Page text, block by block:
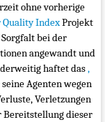
ohne vorherige
Quality IndexProjekt
bei der
angewandt und
haftet das,
Agenten wegen
Verletzungen
Bereitstellung dieser